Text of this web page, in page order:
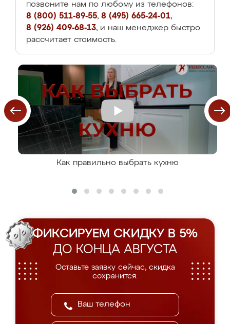
позвоните нам по любому из телефонов:
8 (800) 511-89-55, 8 (495) 665-24-01,
8 (926) 409-68-13, и наш менеджер быстро
рассчитает стоимость.
Как правильно выбрать кухню
ФИКСИРУЕМ СКИДКУ В 5%
ДО КОНЦА АВГУСТА
Оставьте заявку сейчас, скидка
сохранится.